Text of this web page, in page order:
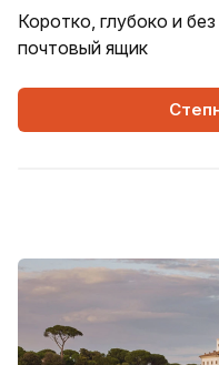
Коротко, глубоко и
почтовый ящик